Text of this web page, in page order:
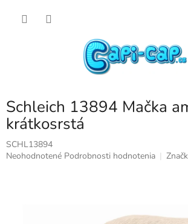
Schleich 13894 Mačka
krátkosrstá
SCHL13894
Priemerné
Neohodnotené Podrobnosti hodnotenia